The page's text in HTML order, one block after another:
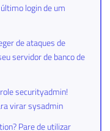
login de um
de ataques de
servidor de banco de
securityadmin!
virar sysadmin
Pare de utilizar